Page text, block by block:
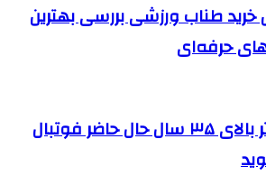
خرید طناب ورزشی بررسی بهترین
حرفه‌ای
با ۱۵ بازیکن برتر بالای ۳۵ سال حال حاضر فوتبال